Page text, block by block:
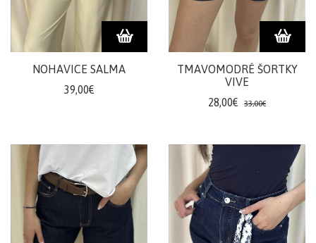
doplnky
ŽENY
oblečenie
Nohavičky
Šaty/sukne/
overaly
Župany/pyžamá
NOHAVICE SALMA
39,00€
TMAVOMODRÉ ŠORTKY
VIVE
28,00€
33,00€